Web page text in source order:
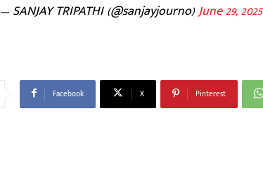
— SANJAY TRIPATHI (@sanjayjourno)June 29, 2025
Facebook X Pinterest